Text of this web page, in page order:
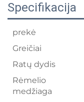
Specifikacija
prekė
Greičiai
Ratų dydis
Rėmelio
medžiaga